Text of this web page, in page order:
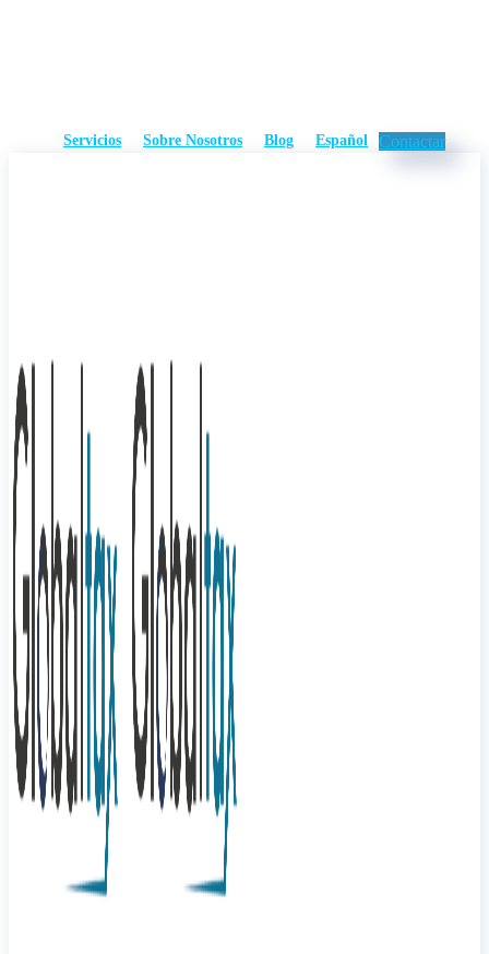
Servicios Sobre Nosotros Blog Español Contactar